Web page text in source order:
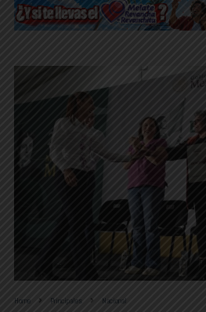
Home Principales Nacional